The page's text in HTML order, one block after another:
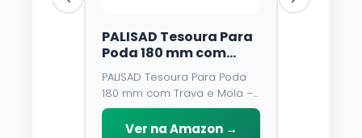
PALISAD Tesoura Para
Poda 180 mm com
Trava e Mola – Lâmina
de Aço У8 e Cabo
Emborrachado
PALISAD Tesoura Para Poda
180 mm com Trava e Mola –
Lâmina de Aço У8 e Cabo
Emborrachado
Ver na Amazon →